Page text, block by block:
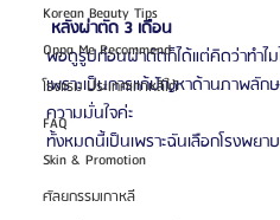
Korean Beauty Tips
Oppa Me Recommend
โรงแรม ประเทศเกาหลีใต้
FAQ
Skin & Promotion
ศัลยกรรมเกาหลี
หลังผ่าตัด 3 เดือน
พอดูรูปก่อนผ่าตัดก็ได้แต่คิดว่าทำไ
เพราะเป็นการแก้ปัญหาด้านภาพลัก
ความมั่นใจค่ะ
ทั้งหมดนี้เป็นเพราะฉันเลือกโรงพยา